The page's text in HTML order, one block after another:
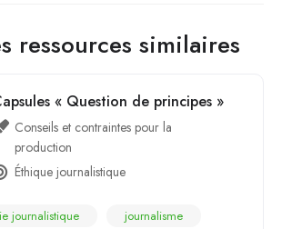
ressources similaires
« Question de principes »
Conseils et contraintes pour la
production
Éthique journalistique
journalistique journalisme